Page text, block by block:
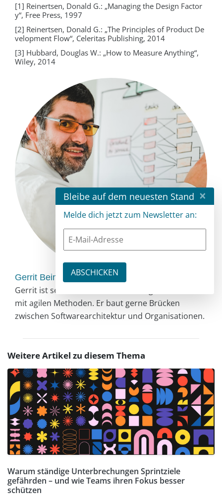
[1] Reinertsen, Donald G.: „Managing the Design Factor
y“, Free Press, 1997
[2] Reinertsen, Donald G.: „The Principles of Product De
velopment Flow“, Celeritas Publishing, 2014
[3] Hubbard, Douglas W.: „How to Measure Anything“,
Wiley, 2014
Gerrit Beine
Gerrit ist seit 1998 in der IT unterwegs, seit 2001
mit agilen Methoden. Er baut gerne Brücken
zwischen Softwarearchitektur und Organisationen.
Weitere Artikel zu diesem Thema
Warum ständige Unterbrechungen Sprintziele
gefährden – und wie Teams ihren Fokus besser
schützen
Bleibe auf dem neuesten Stand ×
Melde dich jetzt zum Newsletter an: